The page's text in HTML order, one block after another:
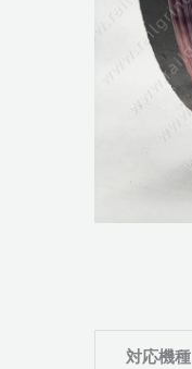
対応機種